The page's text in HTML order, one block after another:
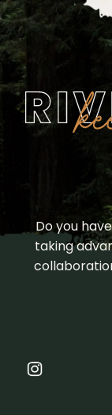
Do you
taking